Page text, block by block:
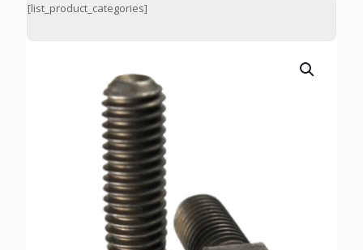
[list_product_categories]